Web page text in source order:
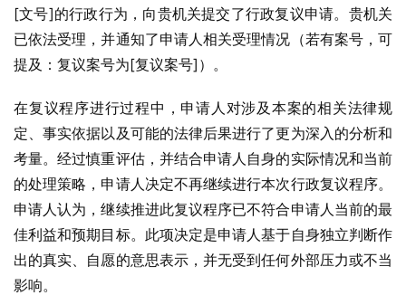
[文号]的行政行为，向贵机关提交了行政复议申请。贵机关
已依法受理，并通知了申请人相关受理情况（若有案号，可
提及：复议案号为[复议案号]）。
在复议程序进行过程中，申请人对涉及本案的相关法律规
定、事实依据以及可能的法律后果进行了更为深入的分析和
考量。经过慎重评估，并结合申请人自身的实际情况和当前
的处理策略，申请人决定不再继续进行本次行政复议程序。
申请人认为，继续推进此复议程序已不符合申请人当前的最
佳利益和预期目标。此项决定是申请人基于自身独立判断作
出的真实、自愿的意思表示，并无受到任何外部压力或不当
影响。